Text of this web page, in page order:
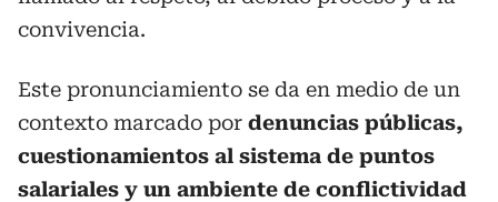
convivencia.
Este pronunciamiento se da en medio de un
contexto marcado por denuncias públicas,
cuestionamientos al sistema de puntos
salariales y un ambiente de conflictividad